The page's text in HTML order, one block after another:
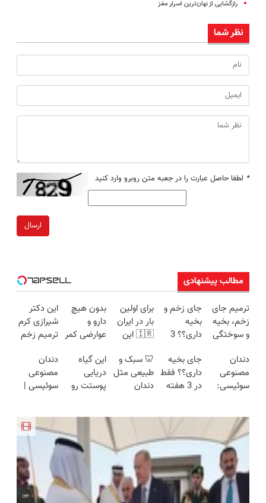
رازگشایی از نهان‌ترین اسرار مغز
نظر شما
* لطفا حاصل عبارت را در جعبه متن روبرو وارد کنید
ارسال
مطالب پیشنهادی
ترمیم جای
زخم، بخیه
و سوختگی
هفته!!😍
جای زخم و
بخیه
داری؟؟ 3
محوش کن!
برای اولین
بار در ایران
🇮🇷 این
ترمیم کننده
23 روزه
ساخت!
بدون هیچ
دارو و
عوارضی کمر
درمان کن!
(پرسش‌نامه)
این دکتر
شیرازی کرم
ترمیم زخم
ساخت!!!
دندان
مصنوعی
سوئیسی:
اروپا، سبک
و مقاوم |
پرداخت
قسطی
جای بخیه
داری؟؟ فقط
در 3 هفته
🦷 سبک و
طبیعی مثل
دندان
اقساطی 💳
📍 تهران
این گیاه
دریایی
پوستت رو
جوون شدی
🔥لینک
دندان
مصنوعی
سوئیسی |
طبیعی!
ویزیت
رایگان+پرداخت
اقساطی😍